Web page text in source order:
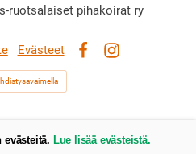
ruotsalaiset pihakoirat ry
Evästeet
evästeitä. Lue lisää evästeistä.